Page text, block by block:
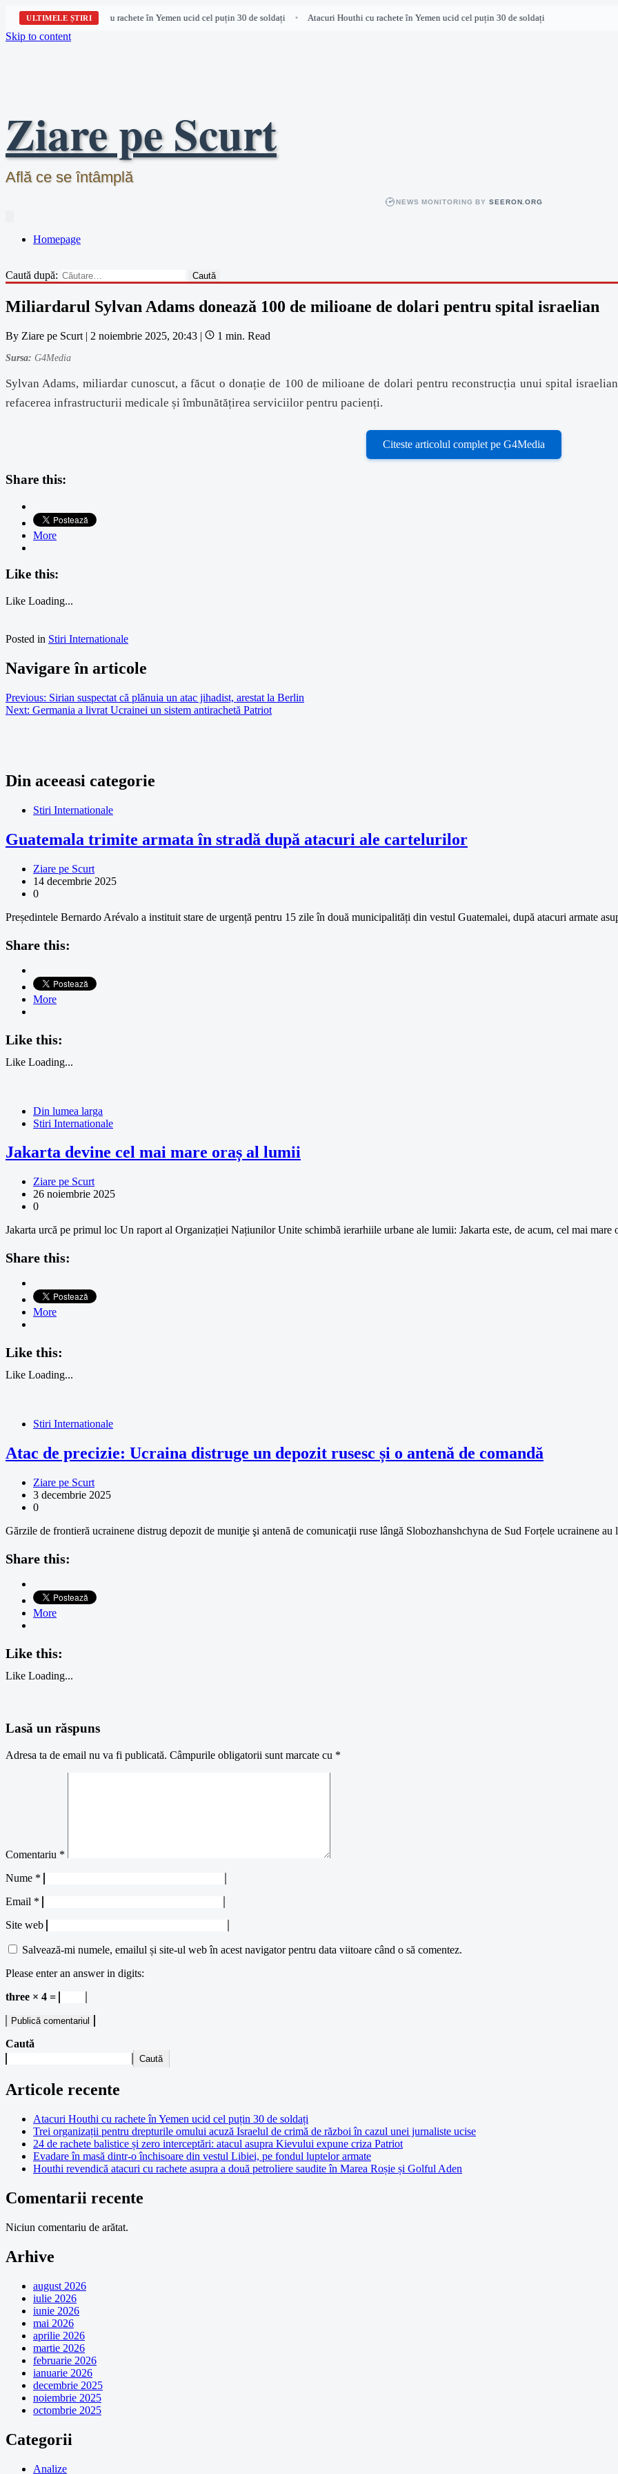
ULTIMELE ȘTIRI
Atacuri Houthi cu rachete în Yemen ucid cel puțin 30 de soldați Atacuri Houthi cu rachete în Yemen ucid cel puțin 30 de soldați
Skip to content
Ziare pe Scurt
Află ce se întâmplă
NEWS MONITORING BYSEERON.ORG
Homepage
Caută după:
Miliardarul Sylvan Adams donează 100 de milioane de dolari pentru spital israelian
By Ziare pe Scurt | 2 noiembrie 2025, 20:43 | 1 min. Read
Sursa: G4Media
Sylvan Adams, miliardar cunoscut, a făcut o donație de 100 de milioane de dolari pentru reconstrucția unui spital
refacerea infrastructurii medicale și îmbunătățirea serviciilor pentru pacienți.
Citeste articolul complet pe G4Media
Share this:
More
Like this:
Like Loading...
Posted in Stiri Internationale
Navigare în articole
Previous: Sirian suspectat că plănuia un atac jihadist, arestat la Berlin
Next: Germania a livrat Ucrainei un sistem antirachetă Patriot
Din aceeasi categorie
Stiri Internationale
Guatemala trimite armata în stradă după atacuri ale cartelurilor
Ziare pe Scurt
14 decembrie 2025
0
Președintele Bernardo Arévalo a instituit stare de urgență pentru 15 zile în două municipalități din vestul Guatemalei, după atacuri armate
Share this:
More
Like this:
Like Loading...
Din lumea larga
Stiri Internationale
Jakarta devine cel mai mare oraș al lumii
Ziare pe Scurt
26 noiembrie 2025
0
Jakarta urcă pe primul loc Un raport al Organizației Națiunilor Unite schimbă ierarhiile urbane ale lumii: Jakarta este, de acum, cel mai
Share this:
More
Like this:
Like Loading...
Stiri Internationale
Atac de precizie: Ucraina distruge un depozit rusesc și o antenă de comandă
Ziare pe Scurt
3 decembrie 2025
0
Gărzile de frontieră ucrainene distrug depozit de muniţie şi antenă de comunicaţii ruse lângă Slobozhanshchyna de Sud Forțele ucrainene
Share this:
More
Like this:
Like Loading...
Lasă un răspuns
Adresa ta de email nu va fi publicată. Câmpurile obligatorii sunt marcate cu *
Comentariu *
Nume *
Email *
Site web
Salvează-mi numele, emailul și site-ul web în acest navigator pentru data viitoare când o să comentez.
Please enter an answer in digits:
three × 4 =
Caută
Caută
Articole recente
Atacuri Houthi cu rachete în Yemen ucid cel puțin 30 de soldați
Trei organizații pentru drepturile omului acuză Israelul de crimă de război în cazul unei jurnaliste ucise
24 de rachete balistice și zero interceptări: atacul asupra Kievului expune criza Patriot
Evadare în masă dintr-o închisoare din vestul Libiei, pe fondul luptelor armate
Houthi revendică atacuri cu rachete asupra a două petroliere saudite în Marea Roșie și Golful Aden
Comentarii recente
Niciun comentariu de arătat.
Arhive
august 2026
iulie 2026
iunie 2026
mai 2026
aprilie 2026
martie 2026
februarie 2026
ianuarie 2026
decembrie 2025
noiembrie 2025
octombrie 2025
Categorii
Analize